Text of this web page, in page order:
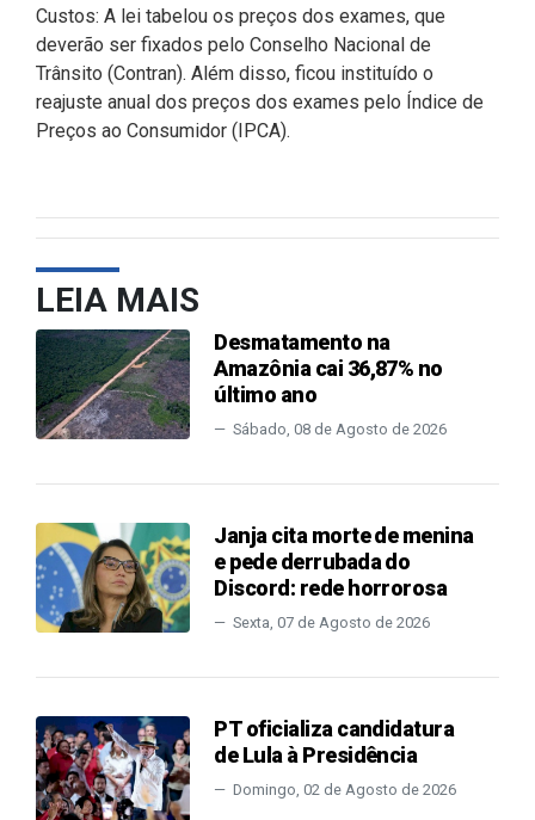
Custos: A lei tabelou os preços dos exames, que
deverão ser fixados pelo Conselho Nacional de
Trânsito (Contran). Além disso, ficou instituído o
reajuste anual dos preços dos exames pelo Índice de
Preços ao Consumidor (IPCA).
LEIA MAIS
Desmatamento na
Amazônia cai 36,87% no
último ano
Sábado, 08 de Agosto de 2026
Janja cita morte de menina
e pede derrubada do
Discord: rede horrorosa
Sexta, 07 de Agosto de 2026
PT oficializa candidatura
de Lula à Presidência
Domingo, 02 de Agosto de 2026